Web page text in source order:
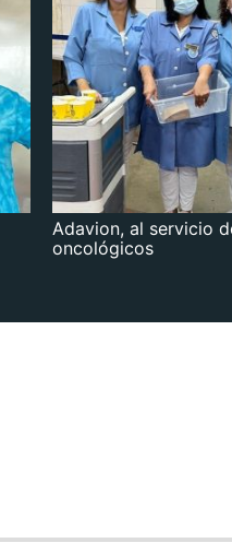
Adavion, al servicio
oncológicos